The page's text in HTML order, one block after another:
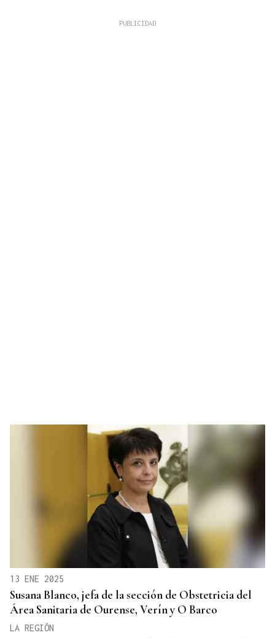
13 ENE 2025
Susana Blanco, jefa de la sección de Obstetricia del
Área Sanitaria de Ourense, Verín y O Barco
LA REGIÓN